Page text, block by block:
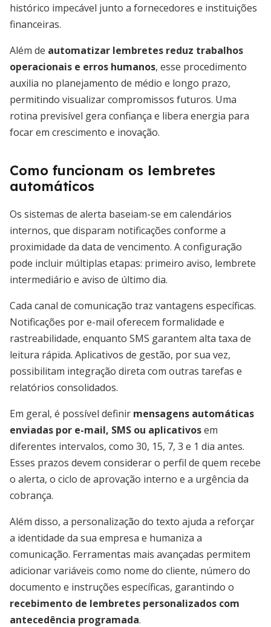
histórico impecável junto a fornecedores e instituições
financeiras.
Além de automatizar lembretes reduz trabalhos
operacionais e erros humanos, esse procedimento
auxilia no planejamento de médio e longo prazo,
permitindo visualizar compromissos futuros. Uma
rotina previsível gera confiança e libera energia para
focar em crescimento e inovação.
Como funcionam os lembretes
automáticos
Os sistemas de alerta baseiam-se em calendários
internos, que disparam notificações conforme a
proximidade da data de vencimento. A configuração
pode incluir múltiplas etapas: primeiro aviso, lembrete
intermediário e aviso de último dia.
Cada canal de comunicação traz vantagens específicas.
Notificações por e-mail oferecem formalidade e
rastreabilidade, enquanto SMS garantem alta taxa de
leitura rápida. Aplicativos de gestão, por sua vez,
possibilitam integração direta com outras tarefas e
relatórios consolidados.
Em geral, é possível definir mensagens automáticas
enviadas por e-mail, SMS ou aplicativosem
diferentes intervalos, como 30, 15, 7, 3 e 1 dia antes.
Esses prazos devem considerar o perfil de quem recebe
o alerta, o ciclo de aprovação interno e a urgência da
cobrança.
Além disso, a personalização do texto ajuda a reforçar
a identidade da sua empresa e humaniza a
comunicação. Ferramentas mais avançadas permitem
adicionar variáveis como nome do cliente, número do
documento e instruções específicas, garantindo o
recebimento de lembretes personalizados com
antecedência programada.